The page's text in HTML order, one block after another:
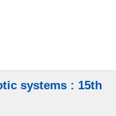
systems : 15th